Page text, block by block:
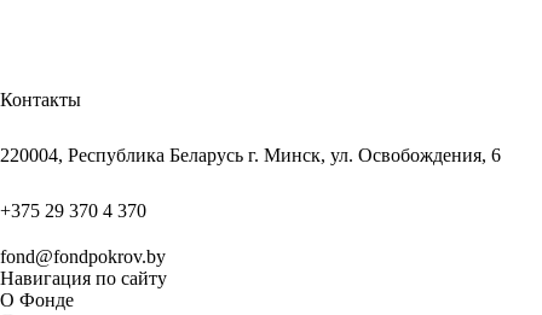
Контакты
220004, Республика Беларусь г. Минск, ул. Освобождения, 6
+375 29 370 4 370
fond@fondpokrov.by
Навигация по сайту
О Фонде